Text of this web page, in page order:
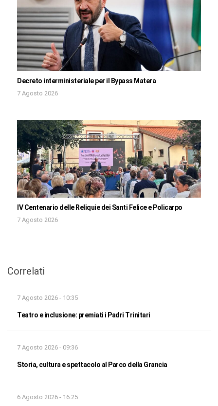
Decreto interministeriale per il Bypass Matera
7 Agosto 2026
IV Centenario delle Reliquie dei Santi Felice e Policarpo
7 Agosto 2026
Correlati
7 Agosto 2026 - 10:35
Teatro e inclusione: premiati i Padri Trinitari
7 Agosto 2026 - 09:36
Storia, cultura e spettacolo al Parco della Grancia
6 Agosto 2026 - 16:25